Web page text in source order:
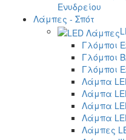
Ενυδρείου
Λάμπες - Σπότ
Γλόμποι
Γλόμποι
Γλόμποι
Λάμπα
Λάμπα
Λάμπα
Λάμπα
Λάμπες